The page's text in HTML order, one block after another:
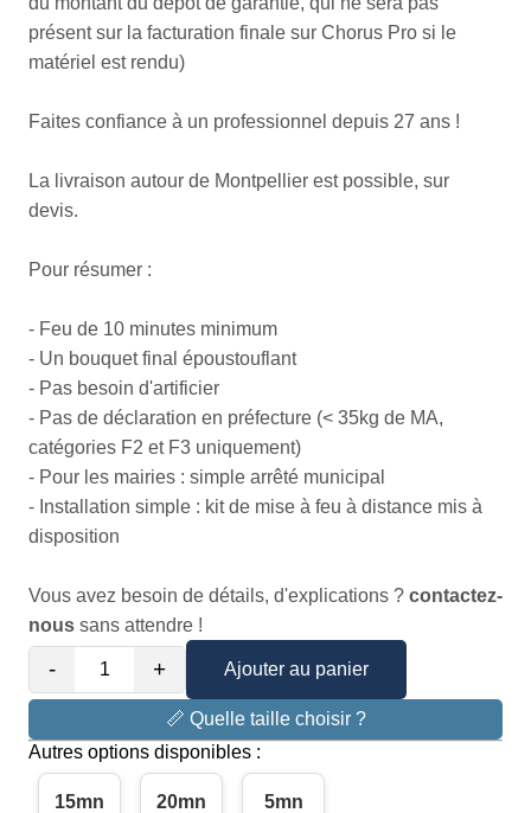
présent sur la facturation finale sur Chorus Pro si le
matériel est rendu)
Faites confiance à un professionnel depuis 27 ans !
La livraison autour de Montpellier est possible, sur
devis.
Pour résumer :
- Feu de 10 minutes minimum
- Un bouquet final époustouflant
- Pas besoin d'artificier
- Pas de déclaration en préfecture (< 35kg de MA,
catégories F2 et F3 uniquement)
- Pour les mairies : simple arrêté municipal
- Installation simple : kit de mise à feu à distance mis à
disposition
Vous avez besoin de détails, d'explications ? contactez-
nous sans attendre !
- + Ajouter au panier
📏 Quelle taille choisir ?
Autres options disponibles :
15mn 20mn 5mn